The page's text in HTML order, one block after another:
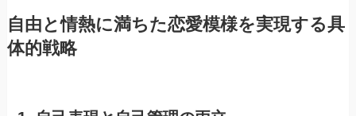
自由と情熱に満ちた恋愛模様を実現する具
体的戦略